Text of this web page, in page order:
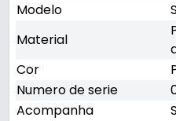
Modelo
Material
Cor
Numero de serie
Acompanha